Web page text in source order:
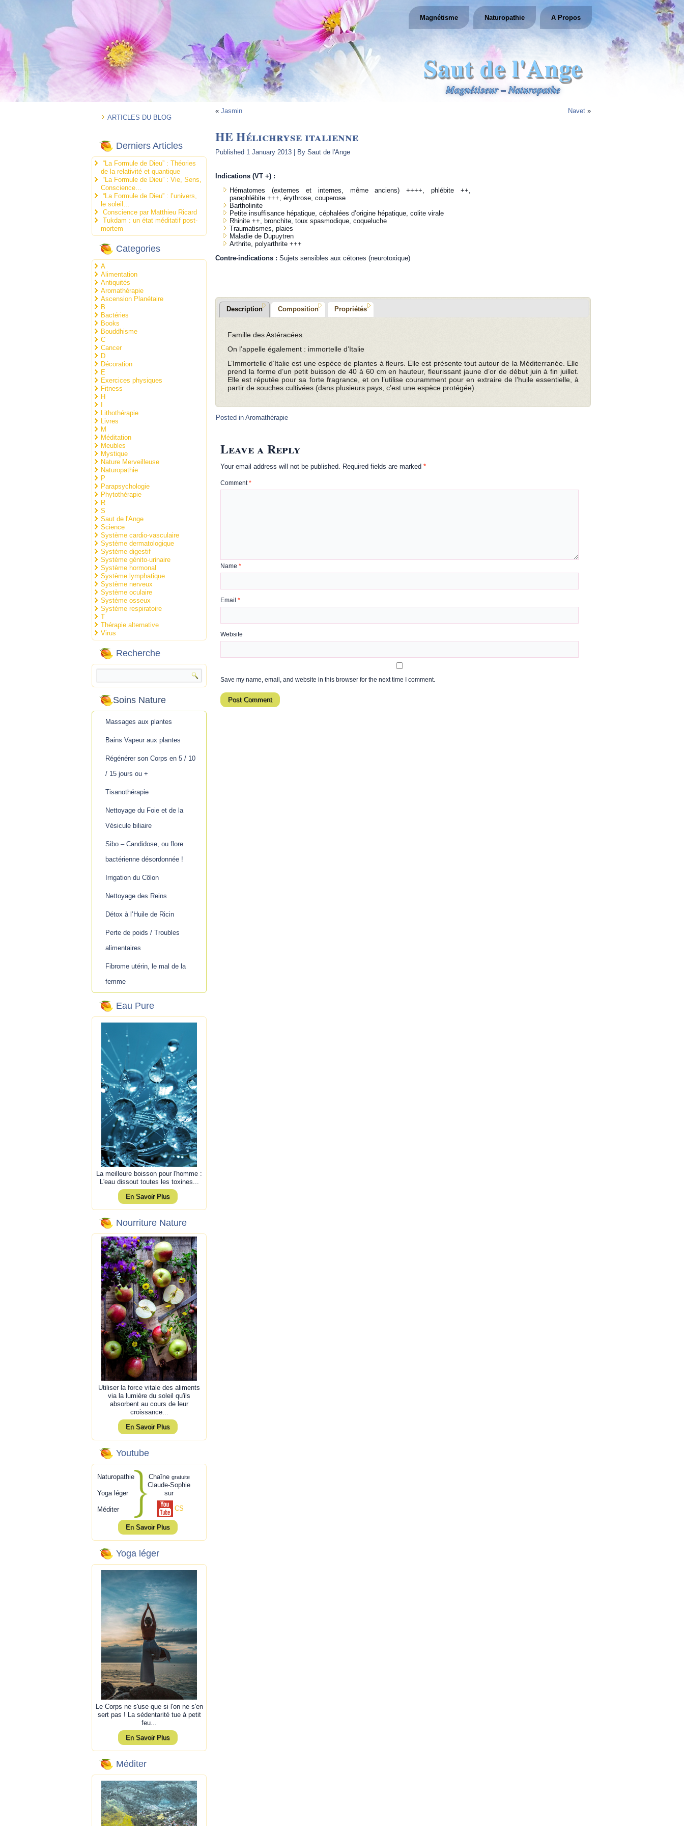
Saut de l'Ange
Magnétiseur – Naturopathe
Magnétisme Naturopathie A Propos
ARTICLES DU BLOG
Derniers Articles
“La Formule de Dieu” : Théories
de la relativité et quantique
“La Formule de Dieu” : Vie, Sens,
Conscience…
“La Formule de Dieu” : l’univers,
le soleil…
Conscience par Matthieu Ricard
Tukdam : un état méditatif post-
mortem
Categories
A
Alimentation
Antiquités
Aromathérapie
Ascension Planétaire
B
Bactéries
Books
Bouddhisme
C
Cancer
D
Décoration
E
Exercices physiques
Fitness
H
Lithothérapie
Livres
M
Méditation
Meubles
Mystique
Nature Merveilleuse
Naturopathie
P
Parapsychologie
Phytothérapie
R
S
Saut de l'Ange
Science
Système cardio-vasculaire
Système dermatologique
Système digestif
Système génito-urinaire
Système hormonal
Système lymphatique
Système nerveux
Système oculaire
Système osseux
Système respiratoire
T
Thérapie alternative
Virus
Recherche
Soins Nature
Massages aux plantes
Bains Vapeur aux plantes
Régénérer son Corps en 5 / 10
/ 15 jours ou +
Tisanothérapie
Nettoyage du Foie et de la
Vésicule biliaire
Sibo – Candidose, ou flore
bactérienne désordonnée !
Irrigation du Côlon
Nettoyage des Reins
Détox à l’Huile de Ricin
Perte de poids / Troubles
alimentaires
Fibrome utérin, le mal de la
femme
Eau Pure
La meilleure boisson pour l'homme :
L'eau dissout toutes les toxines...
En Savoir Plus
Nourriture Nature
Utiliser la force vitale des aliments
via la lumière du soleil qu'ils
absorbent au cours de leur
croissance...
En Savoir Plus
Youtube
Naturopathie
Yoga léger
Méditer
Chaîne gratuite
Claude-Sophie
sur
CS
En Savoir Plus
Yoga léger
Le Corps ne s'use que si l'on ne s'en
sert pas ! La sédentarité tue à petit
feu...
En Savoir Plus
Méditer
« Jasmin Navet »
HE Hélichryse italienne
Published 1 January 2013 By Saut de l'Ange
Indications (VT +) :
Hématomes (externes et internes, même anciens) ++++, phlébite ++,
paraphlébite +++, érythrose, couperose
Bartholinite
Petite insuffisance hépatique, céphalées d’origine hépatique, colite virale
Rhinite ++, bronchite, toux spasmodique, coqueluche
Traumatismes, plaies
Maladie de Dupuytren
Arthrite, polyarthrite +++
Contre-indications : Sujets sensibles aux cétones (neurotoxique)
Description Composition Propriétés
Famille des Astéracées
On l’appelle également : immortelle d’Italie
L’Immortelle d’Italie est une espèce de plantes à fleurs. Elle est présente tout autour de la Méditerranée. Elle
prend la forme d’un petit buisson de 40 à 60 cm en hauteur, fleurissant jaune d’or de début juin à fin juillet.
Elle est réputée pour sa forte fragrance, et on l’utilise couramment pour en extraire de l’huile essentielle, à
partir de souches cultivées (dans plusieurs pays, c’est une espèce protégée).
Posted in Aromathérapie
Leave a Reply
Your email address will not be published. Required fields are marked *
Comment*
Name *
Email *
Website
Save my name, email, and website in this browser for the next time I comment.